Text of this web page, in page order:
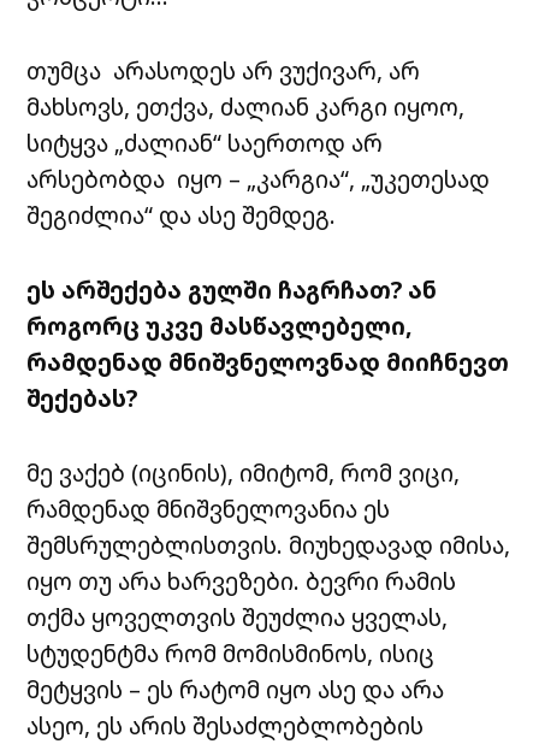
თუმცა არასოდეს არ ვუქივარ, არ
მახსოვს, ეთქვა, ძალიან კარგი იყოო,
სიტყვა „ძალიან“ საერთოდ არ
არსებობდა იყო – „კარგია“, „უკეთესად
შეგიძლია“ და ასე შემდეგ.
ეს არშექება გულში ჩაგრჩათ? ან
როგორც უკვე მასწავლებელი,
რამდენად მნიშვნელოვნად მიიჩნევთ
შექებას?
მე ვაქებ (იცინის), იმიტომ, რომ ვიცი,
რამდენად მნიშვნელოვანია ეს
შემსრულებლისთვის. მიუხედავად იმისა,
იყო თუ არა ხარვეზები. ბევრი რამის
თქმა ყოველთვის შეუძლია ყველას,
სტუდენტმა რომ მომისმინოს, ისიც
მეტყვის – ეს რატომ იყო ასე და არა
ასეო, ეს არის შესაძლებლობების